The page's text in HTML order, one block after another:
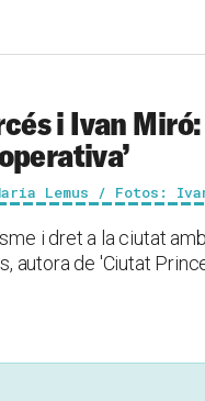
i Ivan
Lemus / Fotos: Ivan
i dret a la ciutat
autora de 'Ciutat